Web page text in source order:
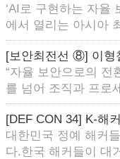
‘AI로 구현하는 자율
에서 열리는 아시아
[보안최전선 ⑧] 이형
“자율 보안으로의 전
를 넘어 조직과 프로
[DEF CON 34] K-해
대한민국 정예 해커
다.한국 해커들이 대